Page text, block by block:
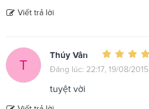
Viết trả lời
T
Thúy Vân
Đăng lúc: 22:17, 19/08/2015
tuyệt vời